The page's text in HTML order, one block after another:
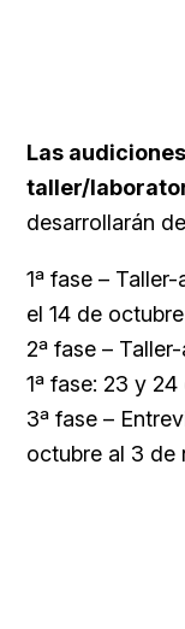
Las
taller/
desarrollarán
1ª fase –
el 14 de octubre
2ª fase –
1ª fase: 23 y
3ª fase –
octubre al 3 de